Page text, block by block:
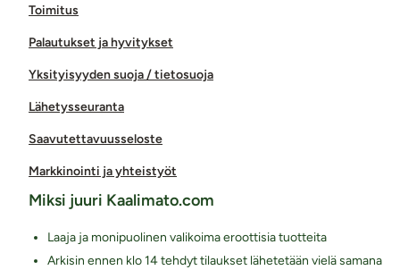
Toimitus
Palautukset ja hyvitykset
Yksityisyyden suoja / tietosuoja
Lähetysseuranta
Saavutettavuusseloste
Markkinointi ja yhteistyöt
Miksi juuri Kaalimato.com
Laaja ja monipuolinen valikoima eroottisia tuotteita
Arkisin ennen klo 14 tehdyt tilaukset lähetetään vielä samana